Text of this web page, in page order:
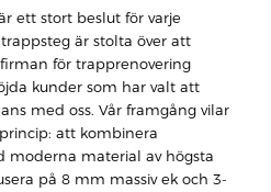
ett stort beslut för varje
är stolta över att
för trapprenovering
kunder som har valt att
med oss. Vår framgång vilar
att kombinera
material av högsta
på 8 mm massiv ek och 3-